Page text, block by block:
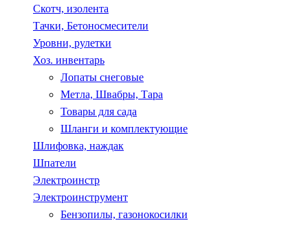
Скотч, изолента
Тачки, Бетоносмесители
Уровни, рулетки
Хоз. инвентарь
Лопаты снеговые
Метла, Швабры, Тара
Товары для сада
Шланги и комплектующие
Шлифовка, наждак
Шпатели
Электроинстр
Электроинструмент
Бензопилы, газонокосилки